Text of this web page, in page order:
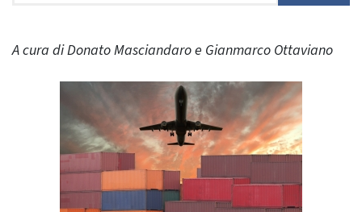
A cura di Donato Masciandaro e Gianmarco Ottaviano